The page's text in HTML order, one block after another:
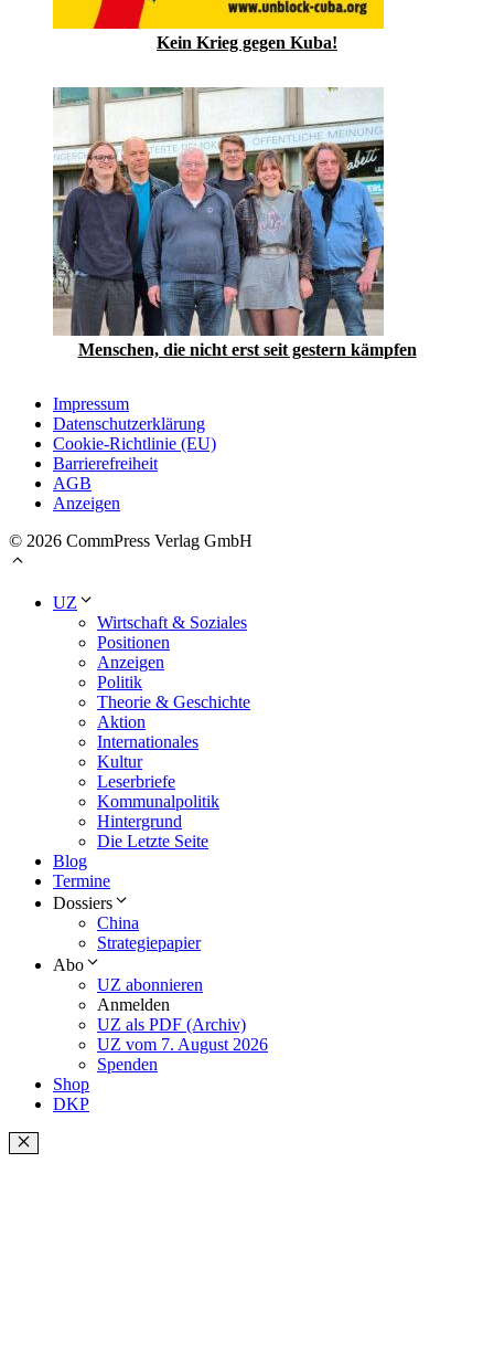
Kein Krieg gegen Kuba!
Menschen, die nicht erst seit gestern kämpfen
Impressum
Datenschutzerklärung
Cookie-Richtlinie (EU)
Barrierefreiheit
AGB
Anzeigen
© 2026 CommPress Verlag GmbH
UZ
Wirtschaft & Soziales
Positionen
Anzeigen
Politik
Theorie & Geschichte
Aktion
Internationales
Kultur
Leserbriefe
Kommunalpolitik
Hintergrund
Die Letzte Seite
Blog
Termine
Dossiers
China
Strategiepapier
Abo
UZ abonnieren
Anmelden
UZ als PDF (Archiv)
UZ vom 7. August 2026
Spenden
Shop
DKP
Schließen